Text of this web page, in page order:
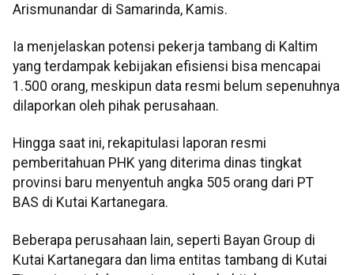
Arismunandar di Samarinda, Kamis.
Ia menjelaskan potensi pekerja tambang di Kaltim
yang terdampak kebijakan efisiensi bisa mencapai
1.500 orang, meskipun data resmi belum sepenuhnya
dilaporkan oleh pihak perusahaan.
Hingga saat ini, rekapitulasi laporan resmi
pemberitahuan PHK yang diterima dinas tingkat
provinsi baru menyentuh angka 505 orang dari PT
BAS di Kutai Kartanegara.
Beberapa perusahaan lain, seperti Bayan Group di
Kutai Kartanegara dan lima entitas tambang di Kutai